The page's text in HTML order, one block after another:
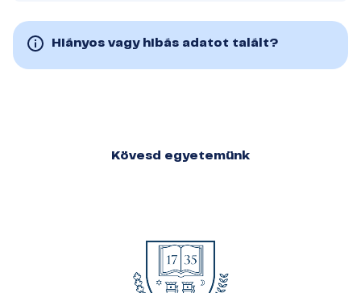
Hiányos vagy hibás adatot talált?
Kövesd egyetemünk